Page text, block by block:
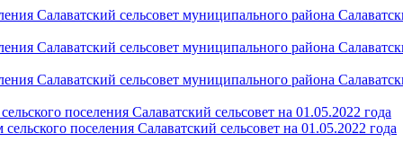
Салаватский сельсовет муниципального района
Салаватский сельсовет муниципального района
Салаватский сельсовет муниципального района
поселения Салаватский сельсовет на 01.05.2022 года
поселения Салаватский сельсовет на 01.05.2022 года